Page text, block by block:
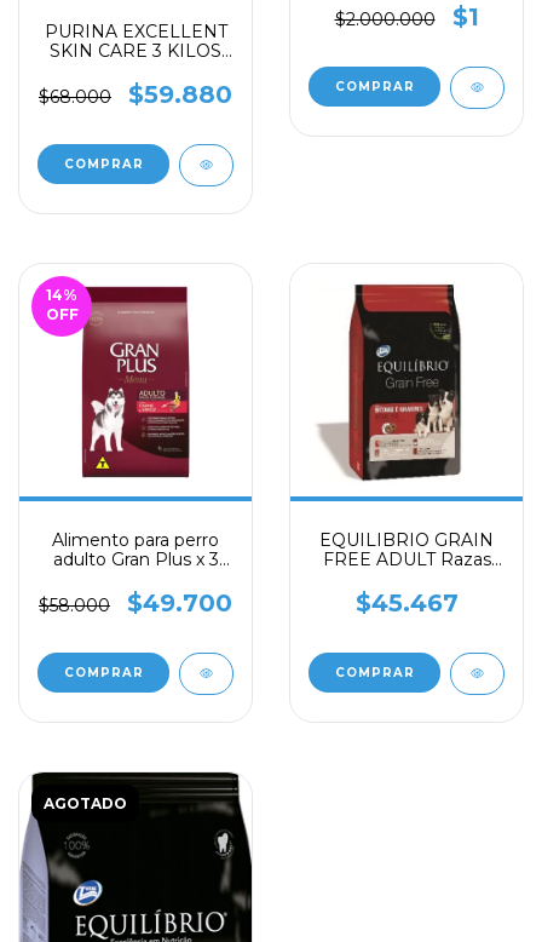
PURINA EXCELLENT
SKIN CARE 3 KILOS
$68.000
$59.880
para Mascotas
$2.000.000 $1
14%
OFF
Alimento para perro
adulto Gran Plus x 3
$58.000
$49.700
EQUILIBRIO GRAIN
FREE ADULT Razas
2k
$45.467
AGOTADO